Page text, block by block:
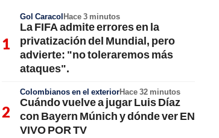
Gol CaracolHace 3 minutos
La FIFA admite errores en la
privatización del Mundial, pero
advierte: "no toleraremos más
ataques".
Colombianos en el exteriorHace 32 minutos
Cuándo vuelve a jugar Luis Díaz
con Bayern Múnich y dónde ver EN
VIVO POR TV